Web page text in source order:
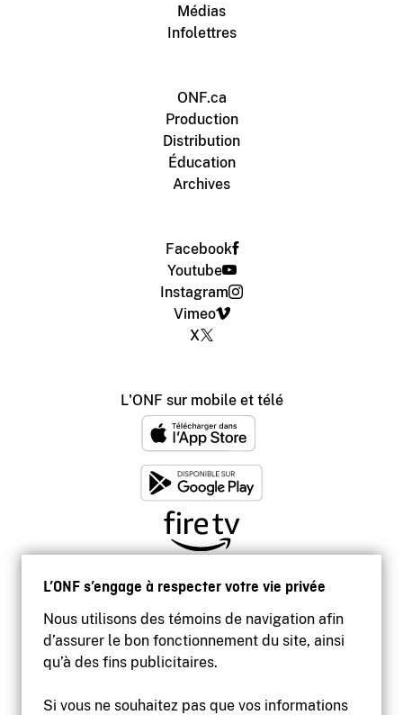
L’ONF s’engage à respecter votre vie privée
Nous utilisons des témoins de navigation afin
d’assurer le bon fonctionnement du site, ainsi
qu’à des fins publicitaires.
Si vous ne souhaitez pas que vos informations
Médias
Infolettres
ONF.ca
Production
Distribution
Éducation
Archives
Facebook
Youtube
Instagram
Vimeo
X
L'ONF sur mobile et télé